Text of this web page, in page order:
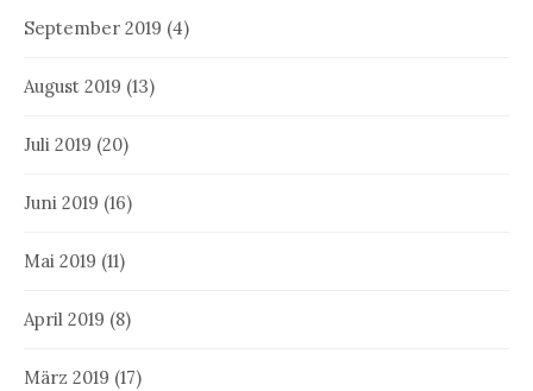
September 2019 (4)
August 2019 (13)
Juli 2019 (20)
Juni 2019 (16)
Mai 2019 (11)
April 2019 (8)
März 2019 (17)